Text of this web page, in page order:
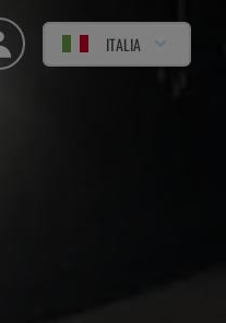
ITALIA